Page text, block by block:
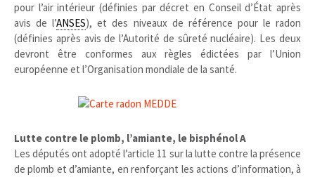
pour l’air intérieur (définies par décret en Conseil d’État après
avis de l’ANSES), et des niveaux de référence pour le radon
(définies après avis de l’Autorité de sûreté nucléaire). Les deux
devront être conformes aux règles édictées par l’Union
européenne et l’Organisation mondiale de la santé.
Lutte contre le plomb, l’amiante, le bisphénol A
Les députés ont adopté l’article 11 sur la lutte contre la présence
de plomb et d’amiante, en renforçant les actions d’information, à